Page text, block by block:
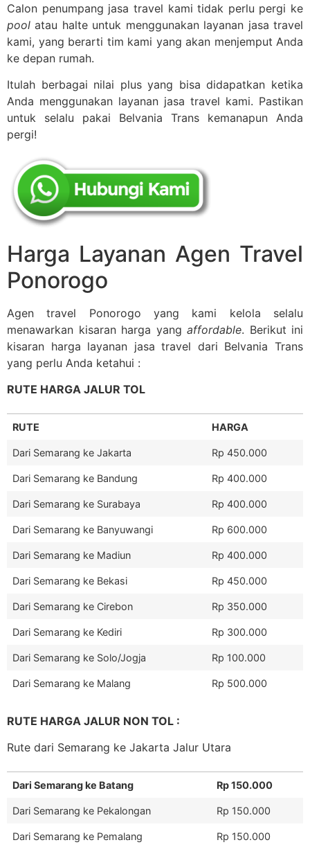
Calon penumpang jasa travel kami tidak perlu pergi ke
poolatau halte untuk menggunakan layanan jasa travel
kami, yang berarti tim kami yang akan menjemput Anda
ke depan rumah.
Itulah berbagai nilai plus yang bisa didapatkan ketika
Anda menggunakan layanan jasa travel kami. Pastikan
untuk selalu pakai Belvania Trans kemanapun Anda
pergi!
Harga Layanan Agen Travel
Ponorogo
Agen travel Ponorogo yang kami kelola selalu
menawarkan kisaran harga yang affordable. Berikut ini
kisaran harga layanan jasa travel dari Belvania Trans
yang perlu Anda ketahui :
RUTE HARGA JALUR TOL
RUTE HARGA
Dari Semarang ke Jakarta Rp 450.000
Dari Semarang ke Bandung Rp 400.000
Dari Semarang ke Surabaya Rp 400.000
Dari Semarang ke Banyuwangi Rp 600.000
Dari Semarang ke Madiun Rp 400.000
Dari Semarang ke Bekasi Rp 450.000
Dari Semarang ke Cirebon Rp 350.000
Dari Semarang ke Kediri Rp 300.000
Dari Semarang ke Solo/Jogja Rp 100.000
Dari Semarang ke Malang Rp 500.000
RUTE HARGA JALUR NON TOL :
Rute dari Semarang ke Jakarta Jalur Utara
Dari Semarang ke Batang Rp 150.000
Dari Semarang ke Pekalongan Rp 150.000
Dari Semarang ke Pemalang Rp 150.000